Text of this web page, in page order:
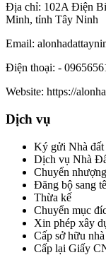
Địa chỉ: 102A Điện
Minh, tỉnh Tây Ninh
Email:
Điện thoại: -
Website: https://
Dịch vụ
Ký gửi Nhà đất
Dịch vụ Nhà
Chuyển
Đăng bộ sang
Thừa kế
Chuyển mục
Xin phép xây
Cấp sở hữu
Cấp lại Giấy